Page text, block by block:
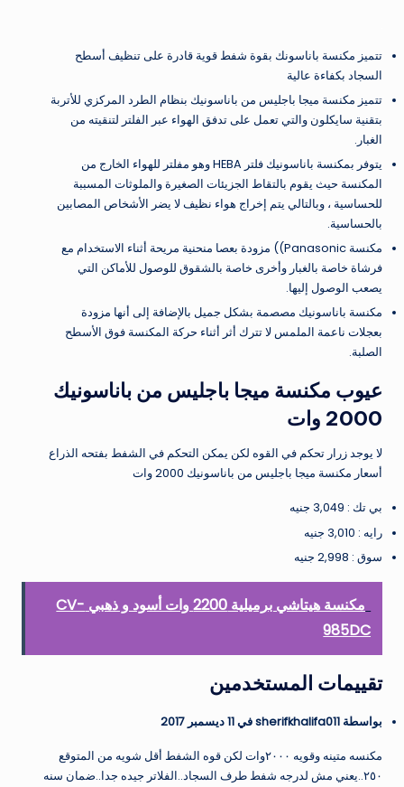
تتميز مكنسة باناسونك بقوة شفط قوية قادرة على تنظيف أسطح
السجاد بكفاءة عالية
تتميز مكنسة ميجا باجليس من باناسونيك بنظام الطرد المركزي للأتربة
بتقنية سايكلون والتي تعمل على تدفق الهواء عبر الفلتر لتنقيته من
الغبار.
يتوفر بمكنسة باناسونيك فلتر HEBA وهو مفلتر للهواء الخارج من
المكنسة حيث يقوم بالتقاط الجزيئات الصغيرة والملوثات المسببة
للحساسية ، وبالتالي يتم إخراج هواء نظيف لا يضر الأشخاص المصابين
بالحساسية.
مكنسة Panasonic)) مزودة بعصا منحنية مريحة أثناء الاستخدام مع
فرشاة خاصة بالغبار وأخرى خاصة بالشقوق للوصول للأماكن التي
يصعب الوصول إليها.
مكنسة باناسونيك مصصمة بشكل جميل بالإضافة إلى أنها مزودة
بعجلات ناعمة الملمس لا تترك أثر أثناء حركة المكنسة فوق الأسطح
الصلبة.
عيوب مكنسة ميجا باجليس من باناسونيك
2000 وات
لا يوجد زرار تحكم في القوه لكن يمكن التحكم في الشفط بفتحه الذراع
أسعار مكنسة ميجا باجليس من باناسونيك 2000 وات
بي تك : 3,049 جنيه
رايه : 3,010 جنيه
سوق : 2,998 جنيه
مكنسة هيتاشي برميلية 2200 وات أسود و ذهبي CV-
985DC
تقييمات المستخدمين
بواسطة sherifkhalifa011 في 11 ديسمبر 2017
مكنسه متينه وقويه ٢٠٠٠وات لكن قوه الشفط أقل شويه من المتوقع
٢٥٠..يعني مش لدرجه شفط طرف السجاد..الفلاتر جيده جدا..ضمان سنه